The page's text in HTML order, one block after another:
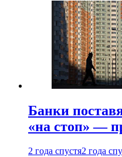
Банки
«на стоп» —
2 года спустя2 года